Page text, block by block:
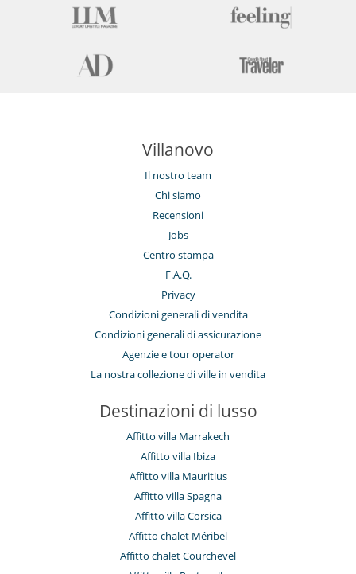
Villanovo
Il nostro team
Chi siamo
Recensioni
Jobs
Centro stampa
F.A.Q.
Privacy
Condizioni generali di vendita
Condizioni generali di assicurazione
Agenzie e tour operator
La nostra collezione di ville in vendita
Destinazioni di lusso
Affitto villa Marrakech
Affitto villa Ibiza
Affitto villa Mauritius
Affitto villa Spagna
Affitto villa Corsica
Affitto chalet Méribel
Affitto chalet Courchevel